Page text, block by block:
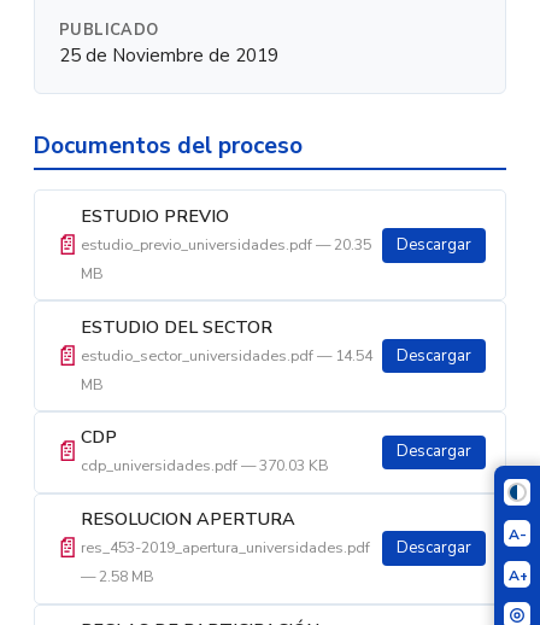
A-
A+
PUBLICADO
25 de Noviembre de 2019
Documentos del proceso
📄
ESTUDIO PREVIO
estudio_previo_universidades.pdf — 20.35
MB
Descargar
📄
ESTUDIO DEL SECTOR
estudio_sector_universidades.pdf — 14.54
MB
Descargar
📄 CDP
cdp_universidades.pdf — 370.03 KB
Descargar
📄
RESOLUCION APERTURA
res_453-2019_apertura_universidades.pdf
— 2.58 MB
Descargar